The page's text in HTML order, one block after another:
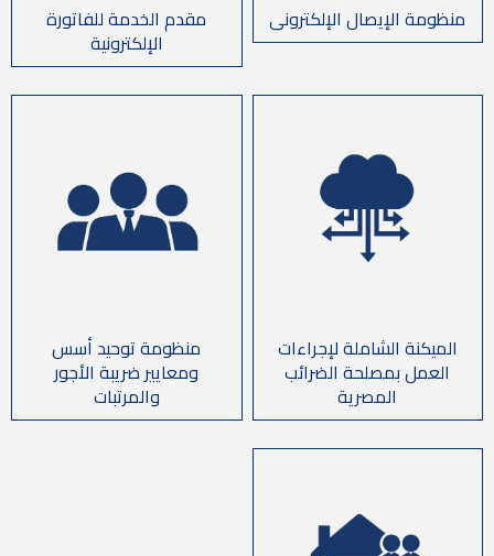
منظومة الإيصال الإلكترونى مقدم الخدمة للفاتورة
الإلكترونية
الميكنة الشاملة لإجراءات
العمل بمصلحة الضرائب
المصرية
منظومة توحيد أسس
ومعايير ضريبة الأجور
والمرتبات